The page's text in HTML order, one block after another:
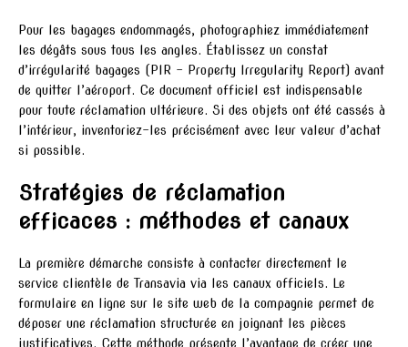
Pour les bagages endommagés, photographiez immédiatement
les dégâts sous tous les angles. Établissez un constat
d’irrégularité bagages (PIR – Property Irregularity Report) avant
de quitter l’aéroport. Ce document officiel est indispensable
pour toute réclamation ultérieure. Si des objets ont été cassés à
l’intérieur, inventoriez-les précisément avec leur valeur d’achat
si possible.
Stratégies de réclamation
efficaces : méthodes et canaux
La première démarche consiste à contacter directement le
service clientèle de Transavia via les canaux officiels. Le
formulaire en ligne sur le site web de la compagnie permet de
déposer une réclamation structurée en joignant les pièces
justificatives. Cette méthode présente l’avantage de créer une